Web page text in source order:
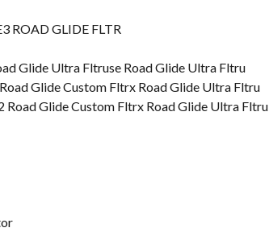
ROAD GLIDE FLTR
Glide Ultra Fltruse Road Glide Ultra Fltru
Glide Custom Fltrx Road Glide Ultra Fltru
Glide Custom Fltrx Road Glide Ultra Fltru